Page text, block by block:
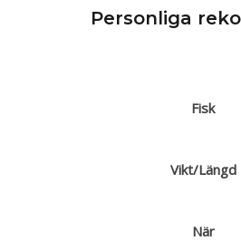
Personliga
Fisk
Vikt/Längd
När